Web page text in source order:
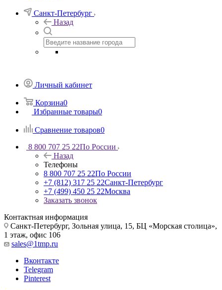
Санкт-Петербург
Назад
Личный кабинет
Корзина0
Избранные товары0
Сравнение товаров0
8 800 707 25 22По России
Назад
Телефоны
8 800 707 25 22По России
+7 (812) 317 25 22Санкт-Петербург
+7 (499) 450 25 22Москва
Заказать звонок
Контактная информация
Санкт-Петербург, Зольная улица, 15, БЦ «Морская столица»,
1 этаж, офис 106
sales@1tmp.ru
Вконтакте
Telegram
Pinterest